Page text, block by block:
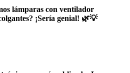
lámparas con ventilador
¡Sería genial! 🌿💡